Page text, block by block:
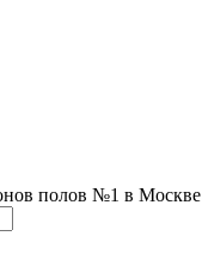
полов №1 в Москве